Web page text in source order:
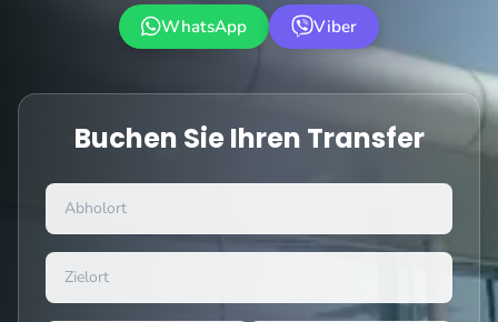
WhatsApp Viber
Buchen Sie Ihren Transfer